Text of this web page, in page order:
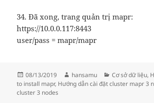
34. Đã xong, trang quản trị mapr:
https://10.0.0.117:8443
user/pass = mapr/mapr
Đăng
vào
ngày
08/13/2019
Tác
giả
hansamu
Danh
mục
Cơ sở dữ liệu,
to install mapr, Hướng dẫn cài đặt cluster mapr 3
cluster 3 nodes